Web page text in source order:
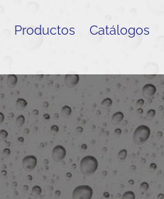
Productos Catálogos